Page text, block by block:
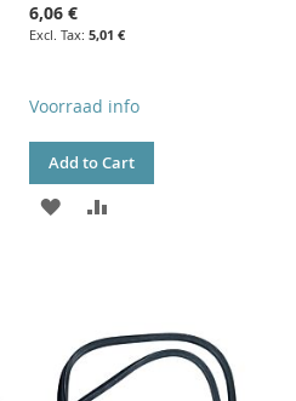
6,06 €
5,01 €
Voorraad info
Add to Cart
ADD